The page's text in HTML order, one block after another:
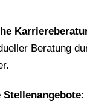
Beratung
Stellenangebote: